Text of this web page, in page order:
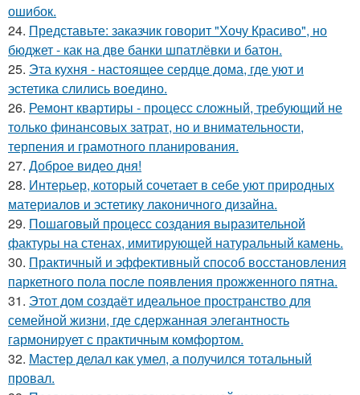
ошибок.
24. Представьте: заказчик говорит "Хочу Красиво", но
бюджет - как на две банки шпатлёвки и батон.
25. Эта кухня - настоящее сердце дома, где уют и
эстетика слились воедино.
26. Ремонт квартиры - процесс сложный, требующий не
только финансовых затрат, но и внимательности,
терпения и грамотного планирования.
27. Доброе видео дня!
28. Интерьер, который сочетает в себе уют природных
материалов и эстетику лаконичного дизайна.
29. Пошаговый процесс создания выразительной
фактуры на стенах, имитирующей натуральный камень.
30. Практичный и эффективный способ восстановления
паркетного пола после появления прожженного пятна.
31. Этот дом создаёт идеальное пространство для
семейной жизни, где сдержанная элегантность
гармонирует с практичным комфортом.
32. Мастер делал как умел, а получился тотальный
провал.